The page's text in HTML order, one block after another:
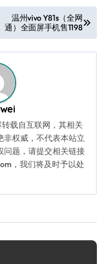
温州vivo Y81s（全网
通）全面屏手机售1198
转载自互联网，其相关
非权威，不代表本站立
问题，请提交相关链接
，我们将及时予以处